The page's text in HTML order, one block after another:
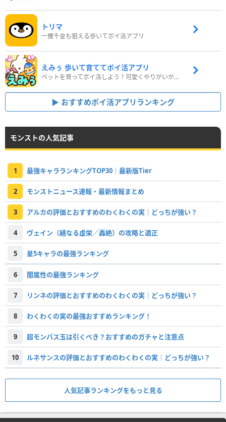
トリマ
一攫千金も狙える歩いてポイ活アプリ
えみぅ 歩いて育ててポイ活アプリ
ペットを育ってポイ活しよう！可愛くやりがいがある新感覚アプリ
おすすめポイ活アプリランキング
モンストの人気記事
1 最強キャラランキングTOP30｜最新版Tier
2 モンストニュース速報・最新情報まとめ
3 アルカの評価とおすすめのわくわくの実｜どっちが強い？
4 ヴェイン（繕なる虚栄／轟絶）の攻略と適正
5 星5キャラの最強ランキング
6 闇属性の最強ランキング
7 リンネの評価とおすすめのわくわくの実｜どっちが強い？
8 わくわくの実の最強おすすめランキング！
9 超モンパス玉は引くべき？おすすめのガチャと注意点
10 ルネサンスの評価とおすすめのわくわくの実｜どっちが強い？
人気記事ランキングをもっと見る